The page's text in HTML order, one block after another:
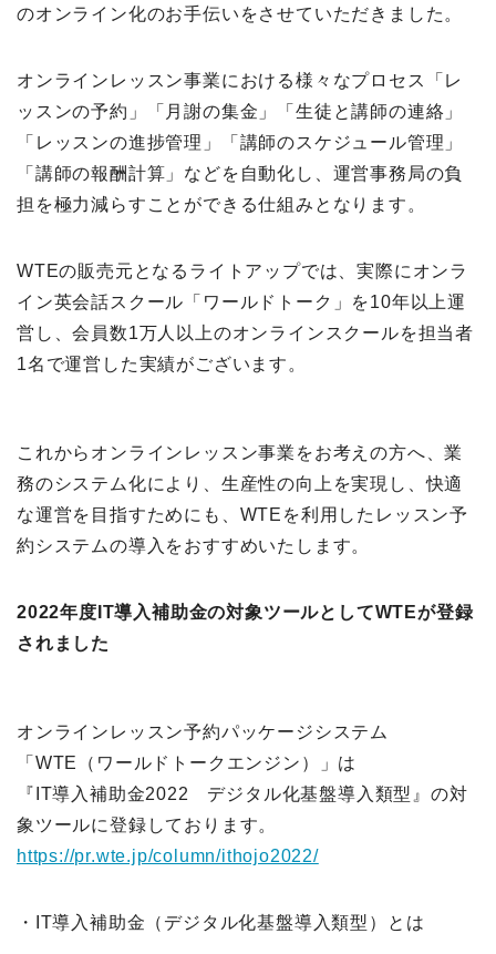
のオンライン化のお手伝いをさせていただきました。
オンラインレッスン事業における様々なプロセス「レ
ッスンの予約」「月謝の集金」「生徒と講師の連絡」
「レッスンの進捗管理」「講師のスケジュール管理」
「講師の報酬計算」などを自動化し、運営事務局の負
担を極力減らすことができる仕組みとなります。
WTEの販売元となるライトアップでは、実際にオンラ
イン英会話スクール「ワールドトーク」を10年以上運
営し、会員数1万人以上のオンラインスクールを担当者
1名で運営した実績がございます。
これからオンラインレッスン事業をお考えの方へ、業
務のシステム化により、生産性の向上を実現し、快適
な運営を目指すためにも、WTEを利用したレッスン予
約システムの導入をおすすめいたします。
2022年度IT導入補助金の対象ツールとしてWTEが登録
されました
オンラインレッスン予約パッケージシステム
「WTE（ワールドトークエンジン）」は
『IT導入補助金2022 デジタル化基盤導入類型』の対
象ツールに登録しております。
https://pr.wte.jp/column/ithojo2022/
・IT導入補助金（デジタル化基盤導入類型）とは